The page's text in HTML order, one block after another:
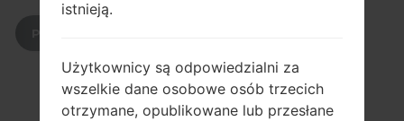
istnieją.
Użytkownicy są odpowiedzialni za
wszelkie dane osobowe osób trzecich
otrzymane, opublikowane lub przesłane